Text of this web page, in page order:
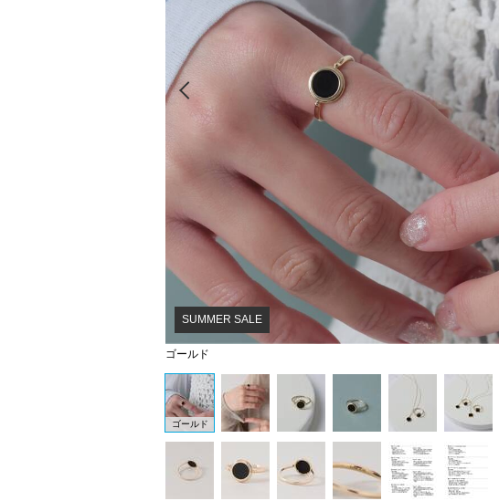
ゴールド
SUMMER SALE
ゴールド